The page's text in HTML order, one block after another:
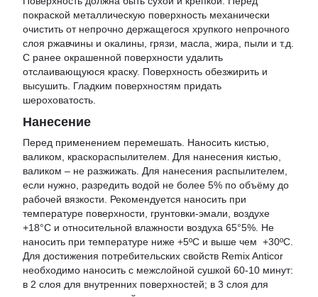
покраской металлическую поверхность механически
очистить от непрочно держащегося хрупкого непрочного
слоя ржавчины и окалины, грязи, масла, жира, пыли и т.д.
С ранее окрашенной поверхности удалить
отслаивающуюся краску. Поверхность обезжирить и
высушить. Гладким поверхностям придать
шероховатость.
Нанесение
Перед применением перемешать. Наносить кистью,
валиком, краскораспылителем. Для нанесения кистью,
валиком – не разжижать. Для нанесения распылителем,
если нужно, разредить водой не более 5% по объёму до
рабочей вязкости. Рекомендуется наносить при
температуре поверхности, грунтовки-эмали, воздухе
+18°С и относительной влажности воздуха 65°5%. Не
наносить при температуре ниже +5ºС и выше чем +30ºС.
Для достижения потребительских свойств Remix Anticor
необходимо наносить с межслойной сушкой 60-10 минут:
в 2 слоя для внутренних поверхностей; в 3 слоя для